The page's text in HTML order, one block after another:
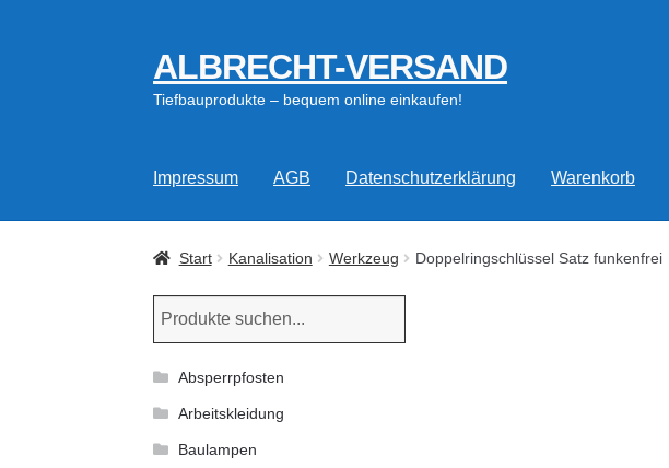
Zur
Navigation
springen
Zum
Inhalt
springen
ALBRECHT-VERSAND
Tiefbauprodukte – bequem online einkaufen!
Impressum AGB Datenschutzerklärung Warenkorb
Start Kanalisation Werkzeug Doppelringschlüssel Satz funkenfrei
Absperrpfosten
Arbeitskleidung
Baulampen